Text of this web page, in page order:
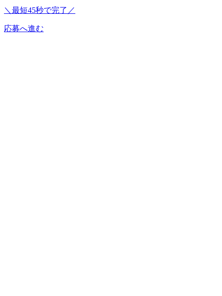
＼最短45秒で完了／
応募へ進む